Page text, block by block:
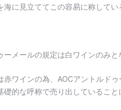
海に見立ててこの容易に称してい
ーメールの規定は白ワインのみと
赤ワインの為、AOCアントルド
礎的な呼称で売り出していること